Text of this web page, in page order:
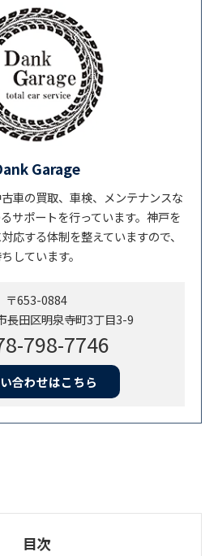
Garage
車の買取、車検、メンテナンスな
サポートを行っています。神戸を
応する体制を整えていますので、
しています。
〒653-0884
長田区明泉寺町3丁目3-9
798-7746
合わせはこちら
目次